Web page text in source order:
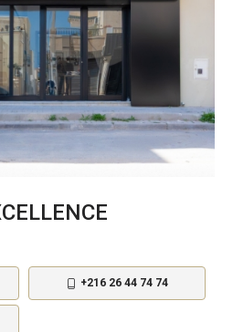
+216 26 44 74 74